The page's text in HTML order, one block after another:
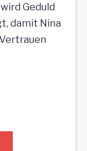
Geduld
damit Nina